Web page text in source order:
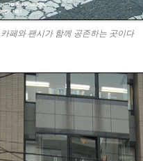
페와 팬시가 함께 공존하는 곳이다